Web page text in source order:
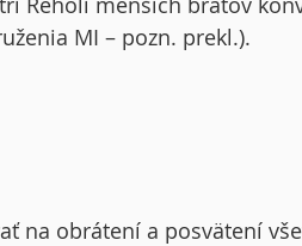
MI – pozn. prekl.).
na obrátení a posvätení